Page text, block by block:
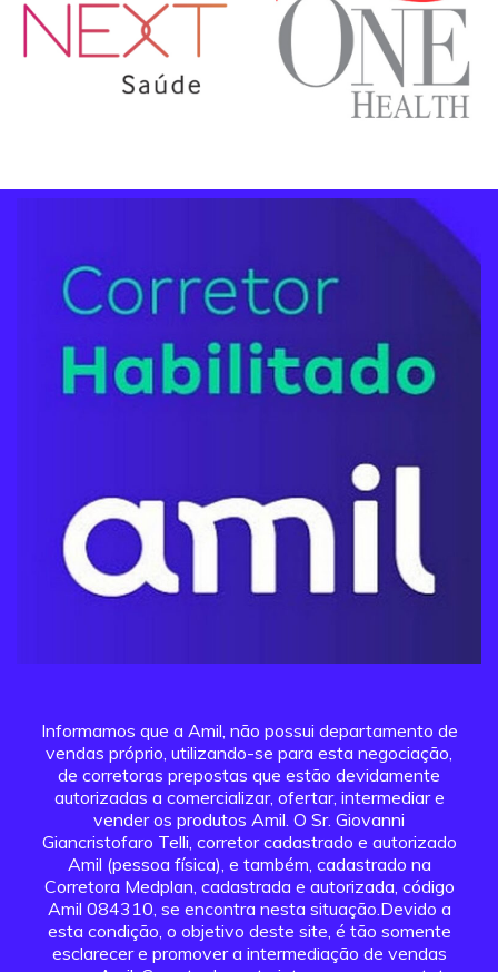
Informamos que a Amil, não possui departamento de
vendas próprio, utilizando-se para esta negociação,
de corretoras prepostas que estão devidamente
autorizadas a comercializar, ofertar, intermediar e
vender os produtos Amil. O Sr. Giovanni
Giancristofaro Telli, corretor cadastrado e autorizado
Amil (pessoa física), e também, cadastrado na
Corretora Medplan, cadastrada e autorizada, código
Amil 084310, se encontra nesta situação.Devido a
esta condição, o objetivo deste site, é tão somente
esclarecer e promover a intermediação de vendas